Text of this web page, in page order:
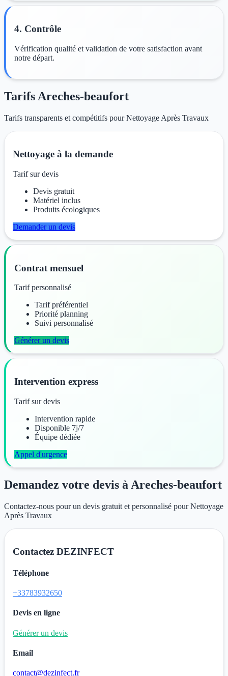
4. Contrôle
Vérification qualité et validation de votre satisfaction avant
notre départ.
Tarifs Areches-beaufort
Tarifs transparents et compétitifs pour Nettoyage Après Travaux
Nettoyage à la demande
Tarif sur devis
Devis gratuit
Matériel inclus
Produits écologiques
Demander un devis
Contrat mensuel
Tarif personnalisé
Tarif préférentiel
Priorité planning
Suivi personnalisé
Générer un devis
Intervention express
Tarif sur devis
Intervention rapide
Disponible 7j/7
Équipe dédiée
Appel d'urgence
Demandez votre devis à Areches-beaufort
Contactez-nous pour un devis gratuit et personnalisé pour Nettoyage
Après Travaux
Contactez DEZINFECT
Téléphone
+33783932650
Devis en ligne
Générer un devis
Email
contact@dezinfect.fr